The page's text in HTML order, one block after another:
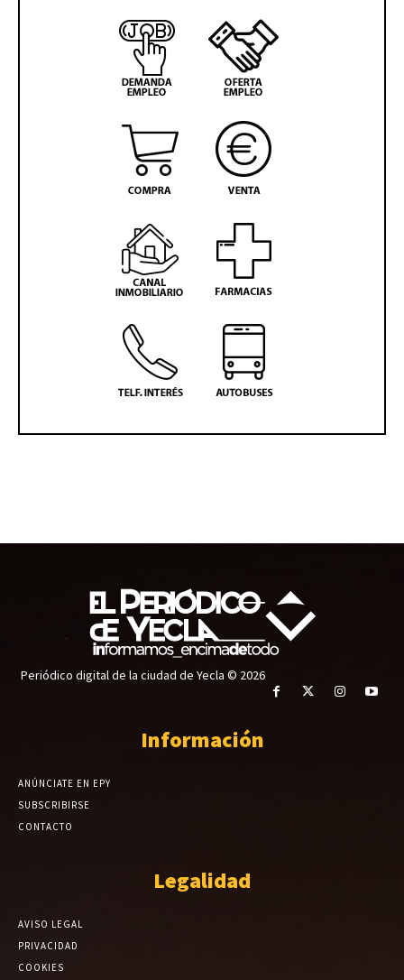
Periódico digital de la ciudad de Yecla © 2026
Información
ANÚNCIATE EN EPY
SUBSCRIBIRSE
CONTACTO
Legalidad
AVISO LEGAL
PRIVACIDAD
COOKIES